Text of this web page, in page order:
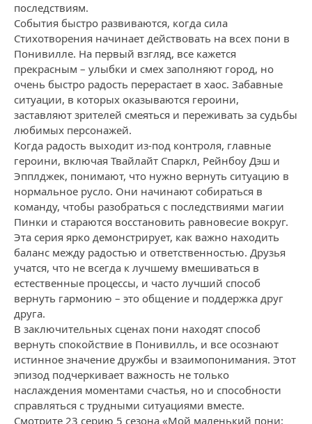
последствиям.
События быстро развиваются, когда сила
Стихотворения начинает действовать на всех пони в
Понивилле. На первый взгляд, все кажется
прекрасным – улыбки и смех заполняют город, но
очень быстро радость перерастает в хаос. Забавные
ситуации, в которых оказываются героини,
заставляют зрителей смеяться и переживать за судьбы
любимых персонажей.
Когда радость выходит из-под контроля, главные
героини, включая Твайлайт Спаркл, Рейнбоу Дэш и
Эпплджек, понимают, что нужно вернуть ситуацию в
нормальное русло. Они начинают собираться в
команду, чтобы разобраться с последствиями магии
Пинки и стараются восстановить равновесие вокруг.
Эта серия ярко демонстрирует, как важно находить
баланс между радостью и ответственностью. Друзья
учатся, что не всегда к лучшему вмешиваться в
естественные процессы, и часто лучший способ
вернуть гармонию – это общение и поддержка друг
друга.
В заключительных сценах пони находят способ
вернуть спокойствие в Понивилль, и все осознают
истинное значение дружбы и взаимопонимания. Этот
эпизод подчеркивает важность не только
наслаждения моментами счастья, но и способности
справляться с трудными ситуациями вместе.
Смотрите 23 серию 5 сезона «Мой маленький пони: